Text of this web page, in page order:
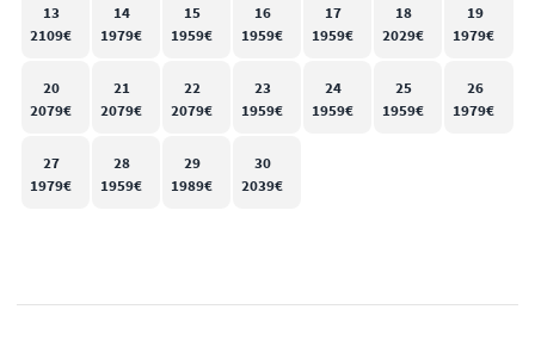
13 14 15 16 17 18 19
20 21 22 23 24 25 26
27 28 29 30